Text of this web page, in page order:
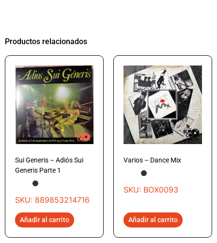
Productos relacionados
Sui Generis – Adiós Sui
Generis Parte 1
SKU: 889853214716
Añadir al carrito
Varios – Dance Mix
SKU: BOX0093
Añadir al carrito